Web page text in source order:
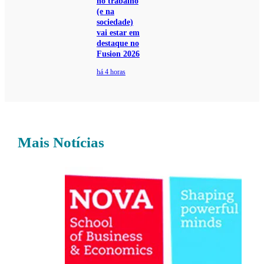
(e na
sociedade)
vai estar em
destaque no
Fusion 2026
há 4 horas
Mais Notícias